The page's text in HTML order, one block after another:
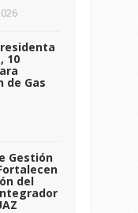
10
de Gas
Gestión
del